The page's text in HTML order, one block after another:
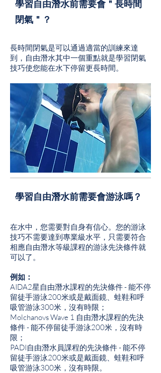
學習自由潛水前需要會＂長時間
閉氣＂？
長時間閉氣是可以通過適當的訓練來達
到，自由潛水其中一個重點就是學習閉氣
技巧使您能在水下停留更長時間。
學習自由潛水前需要會游泳嗎？
在水中，您需要對自身有信心。您的游泳
技巧不需要達到專業級水平，只需要符合
相應自由潛水等級課程的游泳先決條件就
可以了。
例如：
AIDA2星自由潛水課程的先決條件 - 能不停
留徒手游泳200米或是戴面鏡、蛙鞋和呼
吸管游泳300米，沒有時限；
Molchanovs Wave 1 自由潛水課程的先決
條件 - 能不停留徒手游泳200米，沒有時
限；
PADI自由潛水員課程的先決條件 - 能不停
留徒手游泳200米或是戴面鏡、蛙鞋和呼
吸管游泳300米，沒有時限。